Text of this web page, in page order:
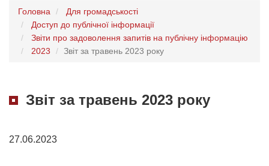
Головна
Для громадськості
Доступ до публічної інформації
Звіти про задоволення запитів на публічну інформацію
2023
Звіт за травень 2023 року
Звіт за травень 2023 року
27.06.2023